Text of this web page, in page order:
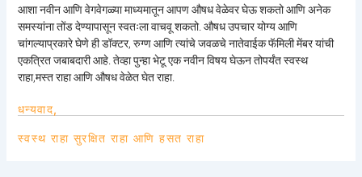
आशा नवीन आणि वेगवेगळ्या माध्यमातून आपण औषध वेळेवर घेऊ शकतो आणि अनेक
समस्यांना तोंड देण्यापासून स्वतःला वाचवू शकतो. औषध उपचार योग्य आणि
चांगल्याप्रकारे घेणे ही डॉक्टर, रुग्ण आणि त्यांचे जवळचे नातेवाईक फॅमिली मेंबर यांची
एकत्रित जबाबदारी आहे. तेव्हा पुन्हा भेटू एक नवीन विषय घेऊन तोपर्यंत स्वस्थ
राहा,मस्त राहा आणि औषध वेळेत घेत राहा.
धन्यवाद,
स्वस्थ राहा सुरक्षित राहा आणि हसत राहा